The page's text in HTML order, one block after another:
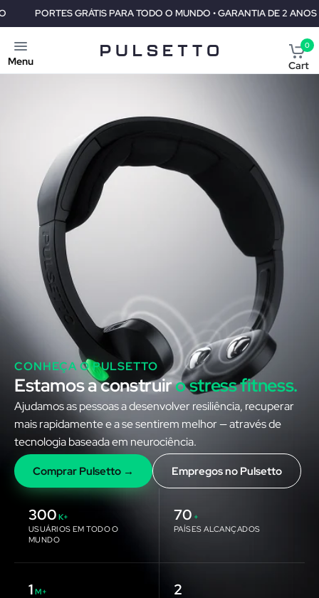
GRÁTIS PARA TODO O MUNDO • GARANTIA DE 2 ANOS • 30 DIAS DE
Menu
0
Cart
CONHEÇA O PULSETTO
Estamos a construiro stress fitness.
Ajudamos as pessoas a desenvolver resiliência, recuperar
mais rapidamente e a se sentirem melhor — através de
tecnologia baseada em neurociência.
Comprar Pulsetto → Empregos no Pulsetto
300 K+
USUÁRIOS EM TODO O
MUNDO
70 +
PAÍSES ALCANÇADOS
1 M+
2